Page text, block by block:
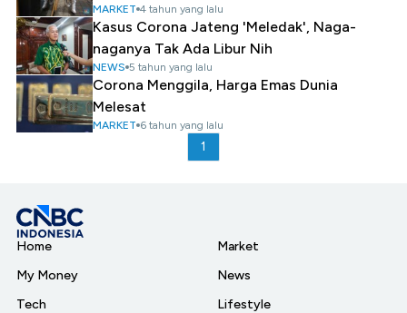
MARKET 4 tahun yang lalu
Kasus Corona Jateng 'Meledak', Naga-
naganya Tak Ada Libur Nih
NEWS 5 tahun yang lalu
Corona Menggila, Harga Emas Dunia
Melesat
MARKET 6 tahun yang lalu
1
Home
My Money
Tech
Market
News
Lifestyle